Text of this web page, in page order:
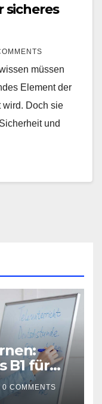
sicheres
müssen
Element der
wird. Doch sie
und
B1 für
0 COMMENTS